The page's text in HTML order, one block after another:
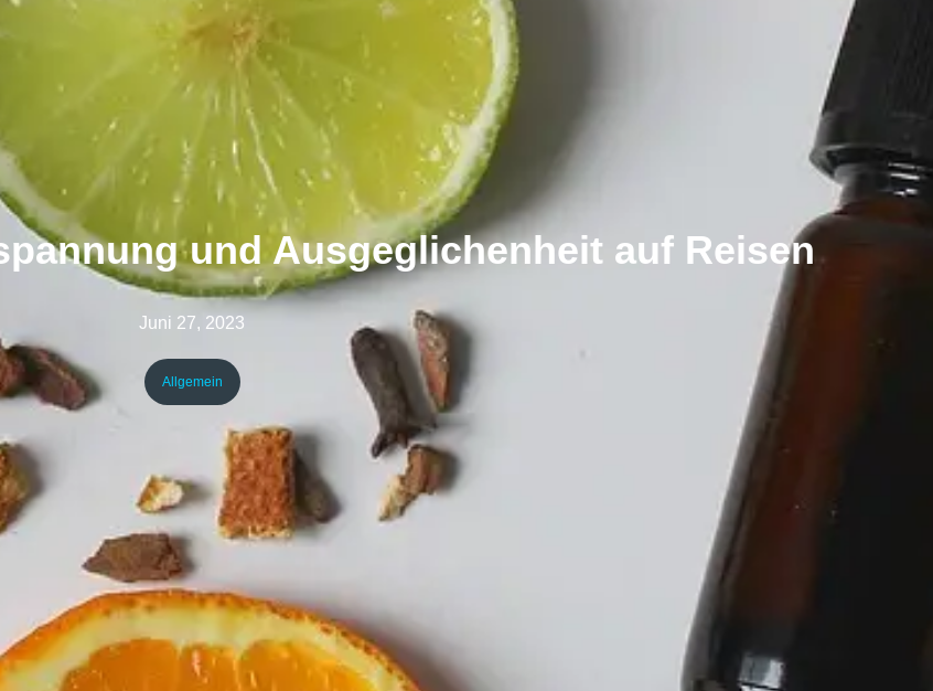
und Ausgeglichenheit auf Reisen
Juni 27, 2023
Allgemein